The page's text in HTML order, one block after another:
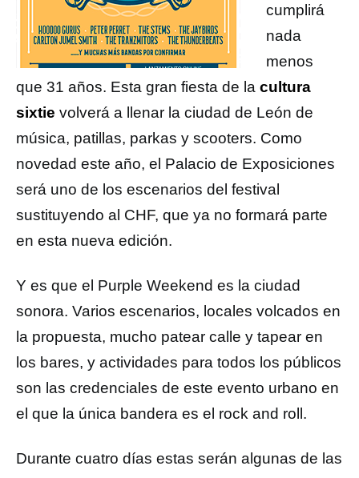
cumplirá
nada
menos
que 31 años. Esta gran fiesta de la cultura
sixtie volverá a llenar la ciudad de León de
música, patillas, parkas y scooters. Como
novedad este año, el Palacio de Exposiciones
será uno de los escenarios del festival
sustituyendo al CHF, que ya no formará parte
en esta nueva edición.
Y es que el Purple Weekend es la ciudad
sonora. Varios escenarios, locales volcados en
la propuesta, mucho patear calle y tapear en
los bares, y actividades para todos los públicos
son las credenciales de este evento urbano en
el que la única bandera es el rock and roll.
Durante cuatro días estas serán algunas de las